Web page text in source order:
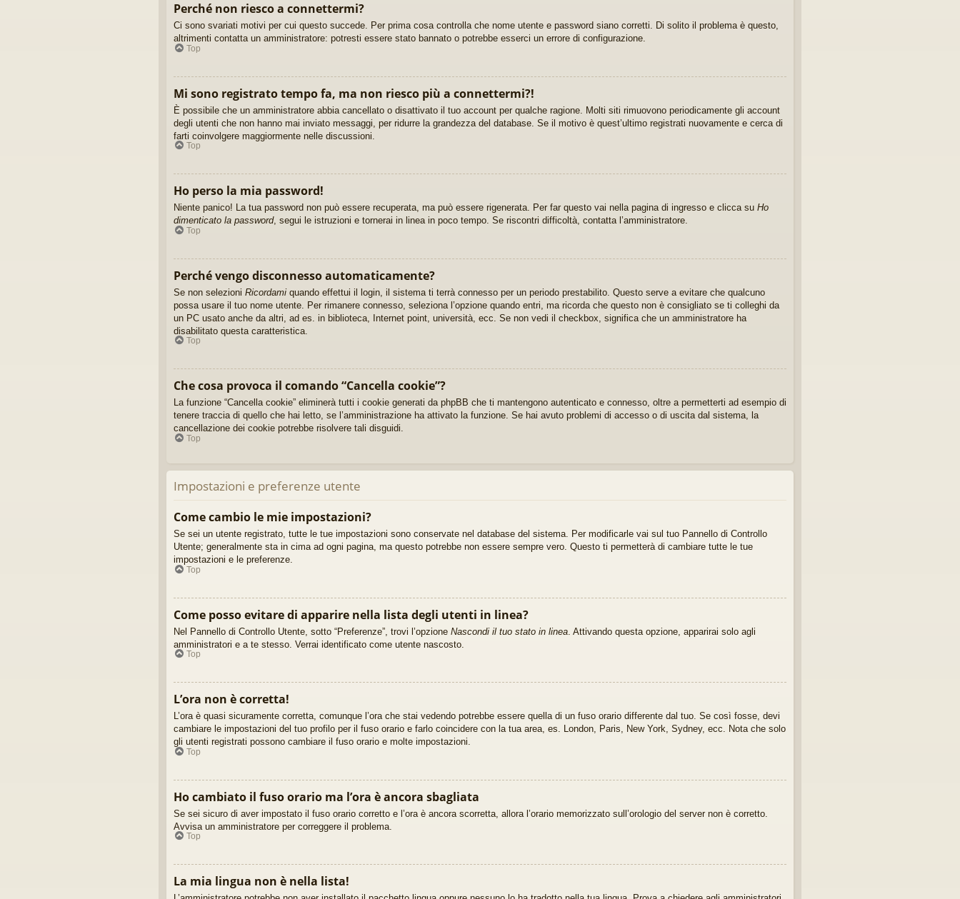
Perché non riesco a connettermi?
Ci sono svariati motivi per cui questo succede. Per prima cosa controlla che nome utente e password siano corretti. Di solito il problema è questo,
altrimenti contatta un amministratore: potresti essere stato bannato o potrebbe esserci un errore di configurazione.
Top
Mi sono registrato tempo fa, ma non riesco più a connettermi?!
È possibile che un amministratore abbia cancellato o disattivato il tuo account per qualche ragione. Molti siti rimuovono periodicamente gli account
degli utenti che non hanno mai inviato messaggi, per ridurre la grandezza del database. Se il motivo è quest’ultimo registrati nuovamente e cerca di
farti coinvolgere maggiormente nelle discussioni.
Top
Ho perso la mia password!
Niente panico! La tua password non può essere recuperata, ma può essere rigenerata. Per far questo vai nella pagina di ingresso e clicca su Ho
dimenticato la password, segui le istruzioni e tornerai in linea in poco tempo. Se riscontri difficoltà, contatta l’amministratore.
Top
Perché vengo disconnesso automaticamente?
Se non selezioni Ricordami quando effettui il login, il sistema ti terrà connesso per un periodo prestabilito. Questo serve a evitare che qualcuno
possa usare il tuo nome utente. Per rimanere connesso, seleziona l’opzione quando entri, ma ricorda che questo non è consigliato se ti colleghi da
un PC usato anche da altri, ad es. in biblioteca, Internet point, università, ecc. Se non vedi il checkbox, significa che un amministratore ha
disabilitato questa caratteristica.
Top
Che cosa provoca il comando “Cancella cookie”?
La funzione “Cancella cookie” eliminerà tutti i cookie generati da phpBB che ti mantengono autenticato e connesso, oltre a permetterti ad esempio di
tenere traccia di quello che hai letto, se l’amministrazione ha attivato la funzione. Se hai avuto problemi di accesso o di uscita dal sistema, la
cancellazione dei cookie potrebbe risolvere tali disguidi.
Top
Impostazioni e preferenze utente
Come cambio le mie impostazioni?
Se sei un utente registrato, tutte le tue impostazioni sono conservate nel database del sistema. Per modificarle vai sul tuo Pannello di Controllo
Utente; generalmente sta in cima ad ogni pagina, ma questo potrebbe non essere sempre vero. Questo ti permetterà di cambiare tutte le tue
impostazioni e le preferenze.
Top
Come posso evitare di apparire nella lista degli utenti in linea?
Nel Pannello di Controllo Utente, sotto “Preferenze”, trovi l’opzione Nascondi il tuo stato in linea . Attivando questa opzione, apparirai solo agli
amministratori e a te stesso. Verrai identificato come utente nascosto.
Top
L’ora non è corretta!
L’ora è quasi sicuramente corretta, comunque l’ora che stai vedendo potrebbe essere quella di un fuso orario differente dal tuo. Se così fosse, devi
cambiare le impostazioni del tuo profilo per il fuso orario e farlo coincidere con la tua area, es. London, Paris, New York, Sydney, ecc. Nota che solo
gli utenti registrati possono cambiare il fuso orario e molte impostazioni.
Top
Ho cambiato il fuso orario ma l’ora è ancora sbagliata
Se sei sicuro di aver impostato il fuso orario corretto e l’ora è ancora scorretta, allora l’orario memorizzato sull’orologio del server non è corretto.
Avvisa un amministratore per correggere il problema.
Top
La mia lingua non è nella lista!